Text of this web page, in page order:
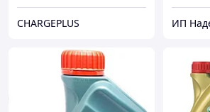
CHARGEPLUS ИП